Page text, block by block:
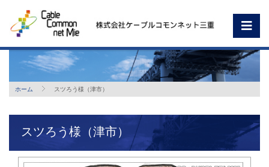
ホーム スツろう様（津市）
スツろう様（津市）